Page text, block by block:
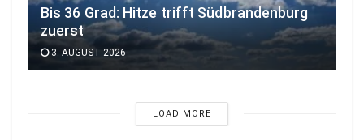
Bis 36 Grad: Hitze trifft Südbrandenburg
zuerst
3. AUGUST 2026
LOAD MORE